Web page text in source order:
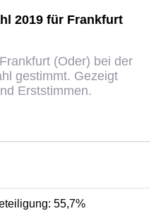
2019 für Frankfurt
(Oder) bei der
gestimmt. Gezeigt
Erststimmen.
55,7%